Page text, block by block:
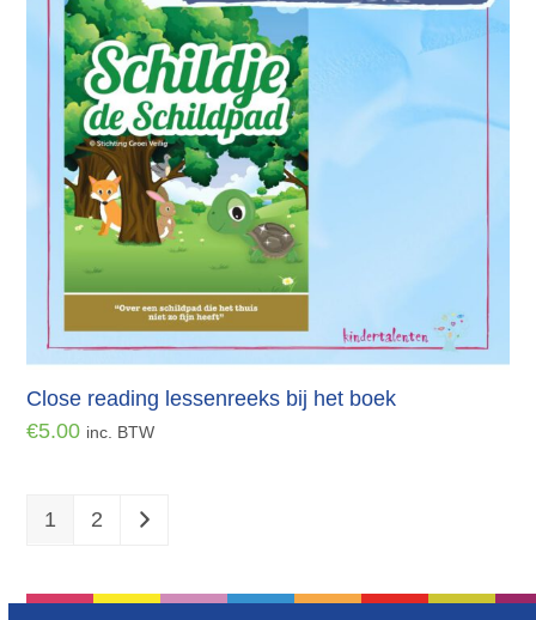
Close reading lessenreeks bij het boek
€5.00 inc. BTW
1 2